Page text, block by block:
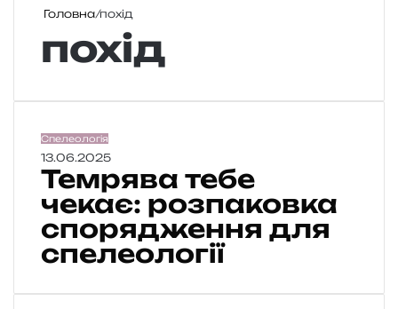
Головна/похід
похід
Т
е
м
я
в
а
Спелеологія
13.06.2025
Темрява тебе
чекає: розпаковка
спорядження для
спелеології